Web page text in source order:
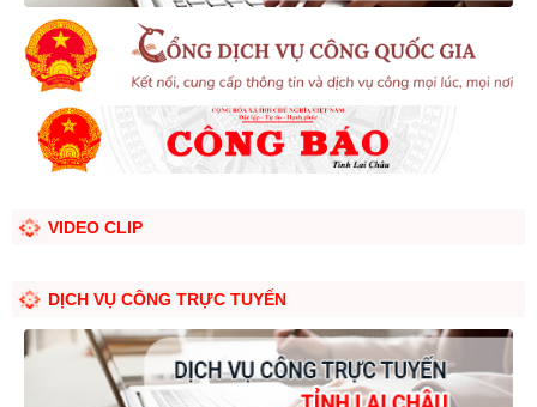
VIDEO CLIP
DỊCH VỤ CÔNG TRỰC TUYẾN